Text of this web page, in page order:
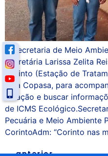
A Secretaria de Meio
Secretária Larissa Zelita
Corinto (Estação de
pela Copasa, para
estação e buscar
de ICMS
Pecuária e Meio Ambiente
CorintoAdm: “Corinto nas
←anterior